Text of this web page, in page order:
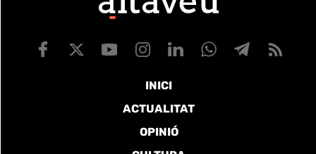
INICI
ACTUALITAT
OPINIÓ